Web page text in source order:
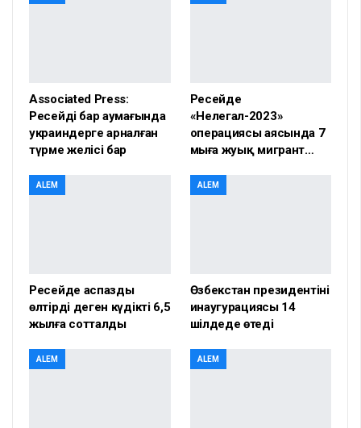
Associated Press:
Ресейдің бар аумағында
украиндерге арналған
түрме желісі бар
Ресейде
«Нелегал-2023»
операциясы аясында 7
мыңға жуық мигрант…
ALEM
Ресейде аспазды
өлтірді деген күдікті 6,5
жылға сотталды
ALEM
Өзбекстан президентінің
инаугурациясы 14
шілдеде өтеді
ALEM ALEM